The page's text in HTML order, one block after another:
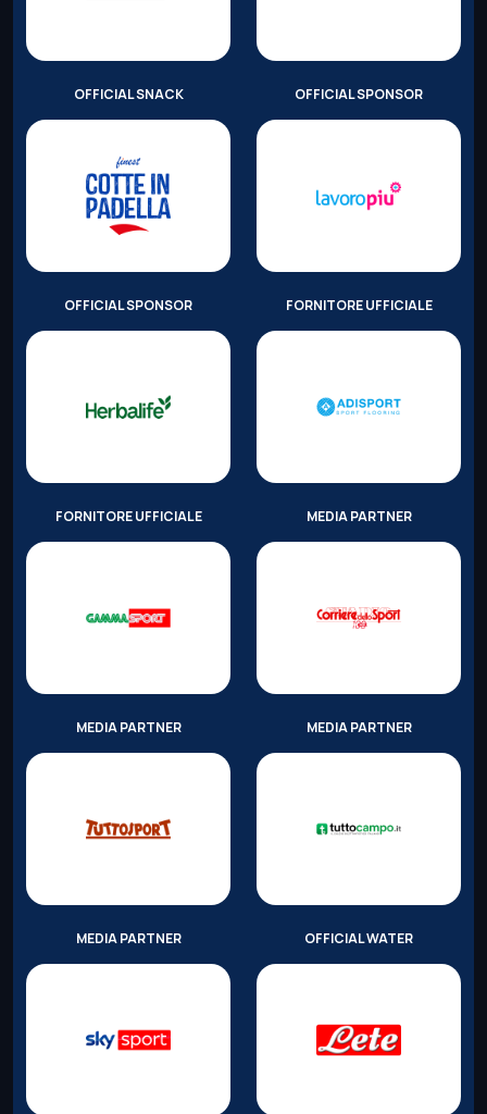
OFFICIAL SNACK OFFICIAL SPONSOR
OFFICIAL SPONSOR FORNITORE UFFICIALE
FORNITORE UFFICIALE MEDIA PARTNER
MEDIA PARTNER MEDIA PARTNER
MEDIA PARTNER OFFICIAL WATER